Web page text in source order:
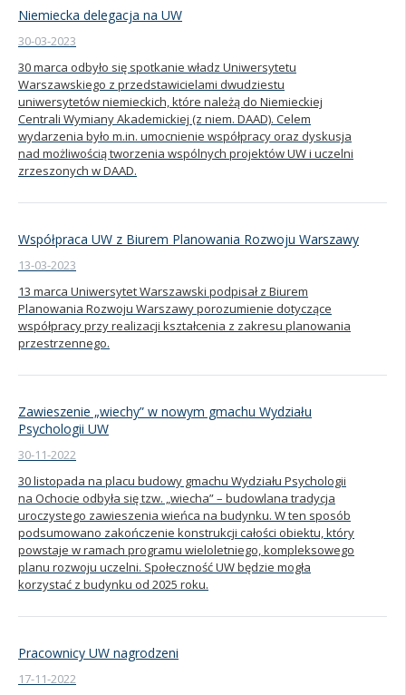
Niemiecka delegacja na UW
30-03-2023
30 marca odbyło się spotkanie władz Uniwersytetu
Warszawskiego z przedstawicielami dwudziestu
uniwersytetów niemieckich, które należą do Niemieckiej
Centrali Wymiany Akademickiej (z niem. DAAD). Celem
wydarzenia było m.in. umocnienie współpracy oraz dyskusja
nad możliwością tworzenia wspólnych projektów UW i uczelni
zrzeszonych w DAAD.
Współpraca UW z Biurem Planowania Rozwoju Warszawy
13-03-2023
13 marca Uniwersytet Warszawski podpisał z Biurem
Planowania Rozwoju Warszawy porozumienie dotyczące
współpracy przy realizacji kształcenia z zakresu planowania
przestrzennego.
Zawieszenie „wiechy” w nowym gmachu Wydziału
Psychologii UW
30-11-2022
30 listopada na placu budowy gmachu Wydziału Psychologii
na Ochocie odbyła się tzw. „wiecha” – budowlana tradycja
uroczystego zawieszenia wieńca na budynku. W ten sposób
podsumowano zakończenie konstrukcji całości obiektu, który
powstaje w ramach programu wieloletniego, kompleksowego
planu rozwoju uczelni. Społeczność UW będzie mogła
korzystać z budynku od 2025 roku.
Pracownicy UW nagrodzeni
17-11-2022